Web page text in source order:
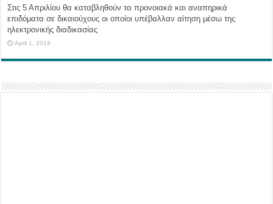
Στις 5 Απριλίου θα καταβληθούν τα προνοιακά και αναπηρικά
επιδόματα σε δικαιούχους οι οποίοι υπέβαλλαν αίτηση μέσω της
ηλεκτρονικής διαδικασίας
April 1, 2019